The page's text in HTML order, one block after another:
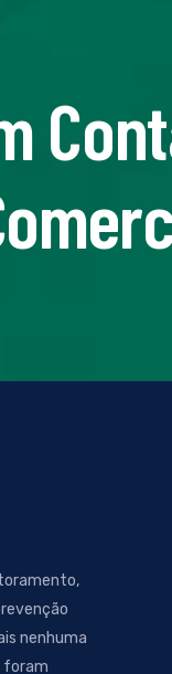
nenhuma
foram